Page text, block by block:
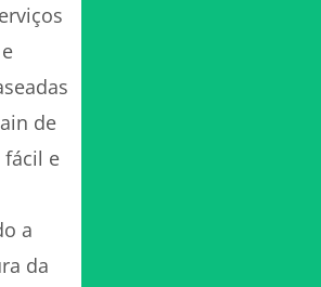
de
e
a
da